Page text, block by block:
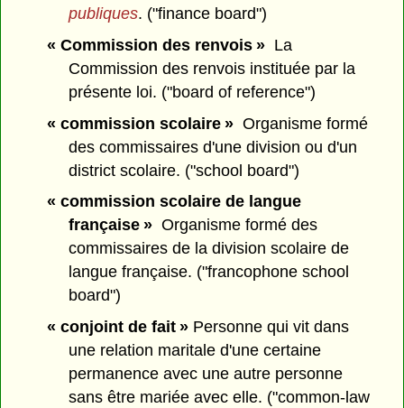
publiques. ("finance board")
« Commission des renvois »La
Commission des renvois instituée par la
présente loi. ("board of reference")
« commission scolaire »Organisme formé
des commissaires d'une division ou d'un
district scolaire. ("school board")
« commission scolaire de langue
française » Organisme formé des
commissaires de la division scolaire de
langue française. ("francophone school
board")
« conjoint de fait »Personne qui vit dans
une relation maritale d'une certaine
permanence avec une autre personne
sans être mariée avec elle. ("common-law